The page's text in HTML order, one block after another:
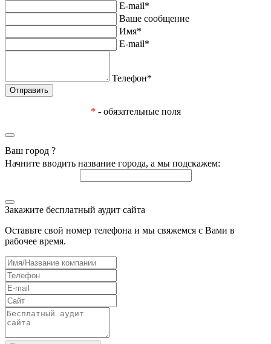
E-mail*
Ваше сообщение
Имя*
E-mail*
Телефон*
* - обязательные поля
Ваш город ?
Начните вводить название города, а мы подскажем:
Закажите бесплатный аудит сайта
Оставьте свой номер телефона и мы свяжемся с Вами в
рабочее время.